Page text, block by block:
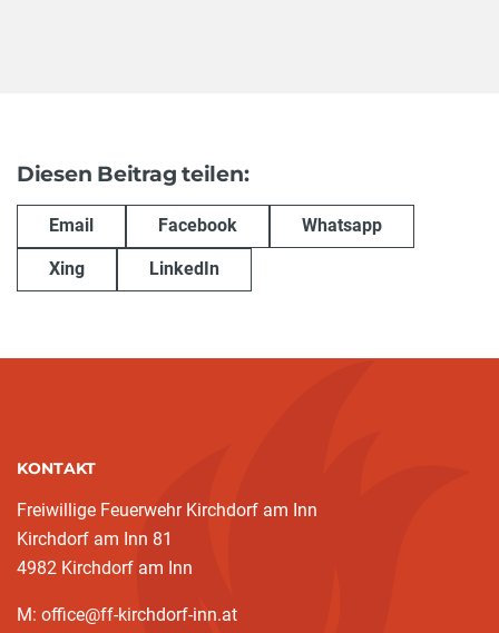
Diesen Beitrag teilen:
Email Facebook Whatsapp
Xing LinkedIn
KONTAKT
Freiwillige Feuerwehr Kirchdorf am Inn
Kirchdorf am Inn 81
4982 Kirchdorf am Inn
M: office@ff-kirchdorf-inn.at